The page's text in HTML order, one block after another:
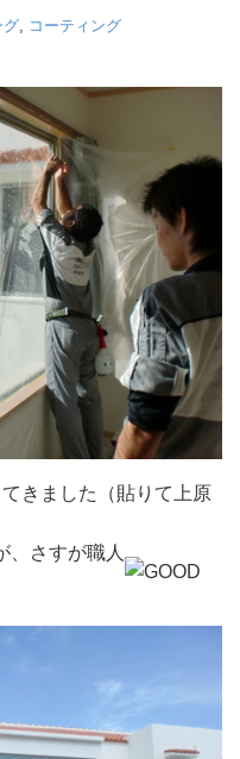
グ コーティング
きました（貼りて上原
、さすが職人